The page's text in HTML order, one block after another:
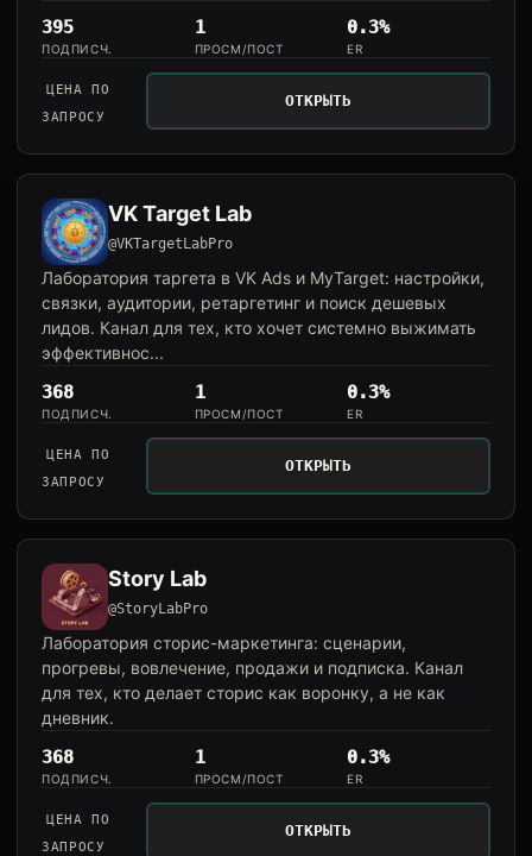
395
ПОДПИСЧ.
1
ПРОСМ/ПОСТ
0.3%
ER
ЦЕНА ПО
ЗАПРОСУ
ОТКРЫТЬ
VK Target Lab
@VKTargetLabPro
Лаборатория таргета в VK Ads и MyTarget: настройки,
связки, аудитории, ретаргетинг и поиск дешевых
лидов. Канал для тех, кто хочет системно выжимать
эффективнос...
368
ПОДПИСЧ.
1
ПРОСМ/ПОСТ
0.3%
ER
ЦЕНА ПО
ЗАПРОСУ
ОТКРЫТЬ
Story Lab
@StoryLabPro
Лаборатория сторис-маркетинга: сценарии,
прогревы, вовлечение, продажи и подписка. Канал
для тех, кто делает сторис как воронку, а не как
дневник.
368
ПОДПИСЧ.
1
ПРОСМ/ПОСТ
0.3%
ER
ЦЕНА ПО
ЗАПРОСУ
ОТКРЫТЬ